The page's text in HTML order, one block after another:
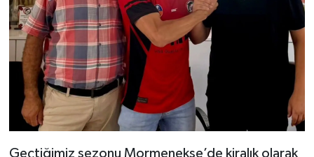
Geçtiğimiz sezonu Mormenekşe’de kiralık olarak